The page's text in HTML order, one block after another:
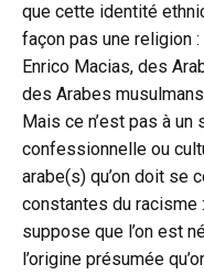
que cette identité
façon pas une religion
Enrico Macias, des
des Arabes
Mais ce n’est pas à
confessionnelle ou
arabe(s) qu’on doit se
constantes du racisme
suppose que l’on est
l’origine présumée